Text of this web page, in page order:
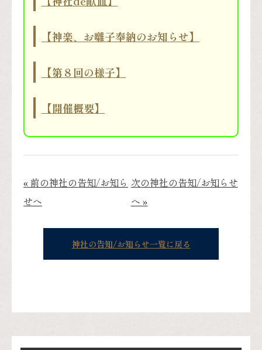
【神楽、お囃子奉納のお知らせ】
【第８回の様子】
【開催概要】
« 前の神社の告知/お知ら
せへ
次の神社の告知/お知らせ
へ »
神社の告知/お知らせ一覧に戻る